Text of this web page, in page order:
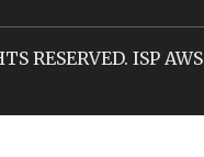
RESERVED. ISP AWS